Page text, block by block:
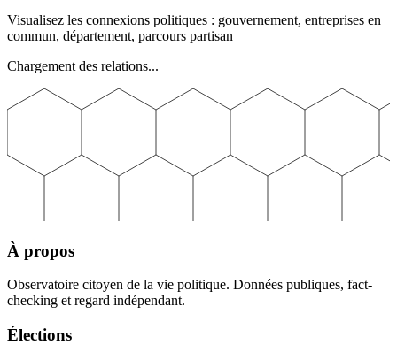
Visualisez les connexions politiques : gouvernement, entreprises en
commun, département, parcours partisan
Chargement des relations...
À propos
Observatoire citoyen de la vie politique. Données publiques, fact-
checking et regard indépendant.
Élections